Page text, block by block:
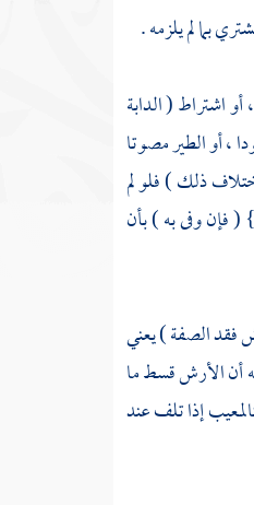
بما لم يلزمه .
اشتراط ( الدابة
، أو الطير مصوتا
ذلك ) فلو لم
} ( فإن وفى به ) بأن
فقد الصفة ) يعني
أن الأرش قسط ما
إذا تلف عند